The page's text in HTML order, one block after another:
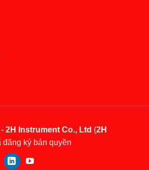
2H Instrument Co., Ltd (2H
đăng ký bản quyền